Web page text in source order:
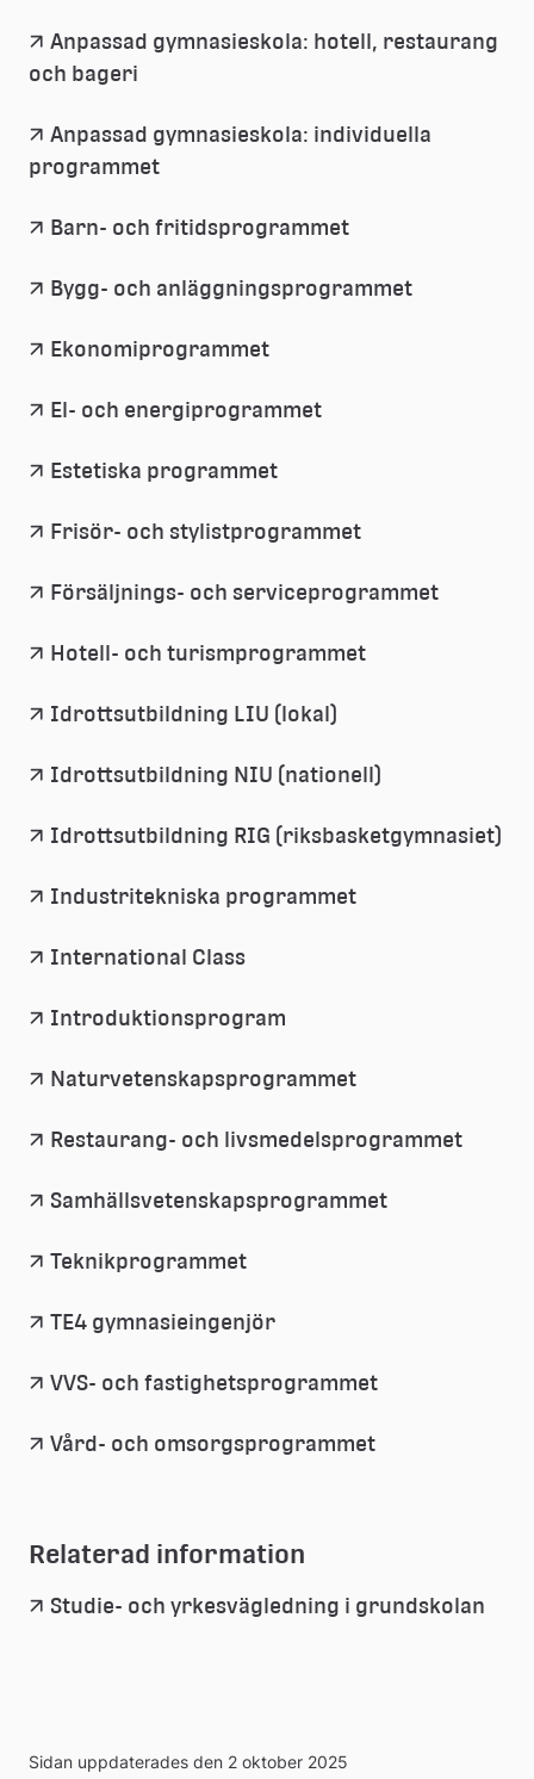
Anpassad gymnasieskola: hotell, restaurang
och bageri
Anpassad gymnasieskola: individuella
programmet
Barn- och fritidsprogrammet
Bygg- och anläggningsprogrammet
Ekonomiprogrammet
El- och energiprogrammet
Estetiska programmet
Frisör- och stylistprogrammet
Försäljnings- och serviceprogrammet
Hotell- och turismprogrammet
Idrottsutbildning LIU (lokal)
Idrottsutbildning NIU (nationell)
Idrottsutbildning RIG (riksbasketgymnasiet)
Industritekniska programmet
International Class
Introduktionsprogram
Naturvetenskapsprogrammet
Restaurang- och livsmedelsprogrammet
Samhällsvetenskapsprogrammet
Teknikprogrammet
TE4 gymnasieingenjör
VVS- och fastighetsprogrammet
Vård- och omsorgsprogrammet
Relaterad information
Studie- och yrkesvägledning i grundskolan
Sidan uppdaterades den 2 oktober 2025